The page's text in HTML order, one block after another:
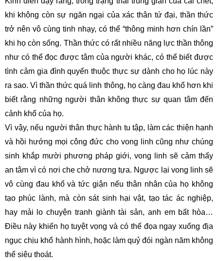
khi không còn sự ngăn ngại của xác thân tứ đại, thần thức
trở nên vô cùng tinh nhạy, có thể “thông minh hơn chín lần”
khi họ còn sống. Thần thức có rất nhiều năng lực thần thông
như có thể đọc được tâm của người khác, có thể biết được
tình cảm gia đình quyến thuộc thực sự dành cho họ lúc này
ra sao. Vì thần thức quá linh thông, họ càng đau khổ hơn khi
biết rằng những người thân không thực sự quan tâm đến
cảnh khổ của họ.
Vì vậy, nếu người thân thực hành tu tập, làm các thiện hạnh
và hồi hướng mọi công đức cho vong linh cũng như chúng
sinh khắp mười phương pháp giới, vong linh sẽ cảm thấy
an tâm vì có nơi che chở nương tựa. Ngược lại vong linh sẽ
vô cùng đau khổ và tức giận nếu thân nhân của họ không
tạo phúc lành, mà còn sát sinh hại vật, tạo tác ác nghiệp,
hay mải lo chuyện tranh giành tài sản, anh em bất hòa…
Điều này khiến họ tuyệt vọng và có thể đọa ngay xuống địa
ngục chịu khổ hành hình, hoặc làm quỷ đói ngàn năm không
thể siêu thoát.